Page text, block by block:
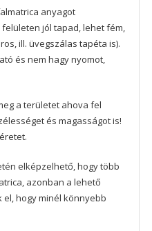
anyagot
jól tapad, lehet fém,
ill. üvegszálas tapéta is).
és nem hagy nyomot,
a területet ahova fel
és magasságot is!
elképzelhető, hogy több
azonban a lehető
hogy minél könnyebb